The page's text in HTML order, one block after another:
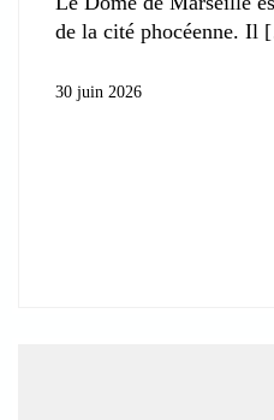
de la cité phocéenne. Il
30 juin 2026